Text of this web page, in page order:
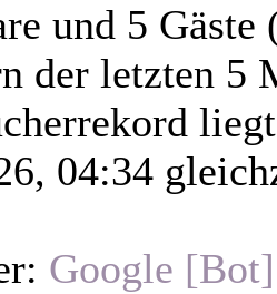
und 5
der letzten 5
04:34
Google [Bot]